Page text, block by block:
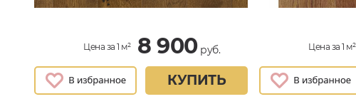
Цена за 1 м² 8 900руб.
КУПИТЬ
Цена за 1 м²